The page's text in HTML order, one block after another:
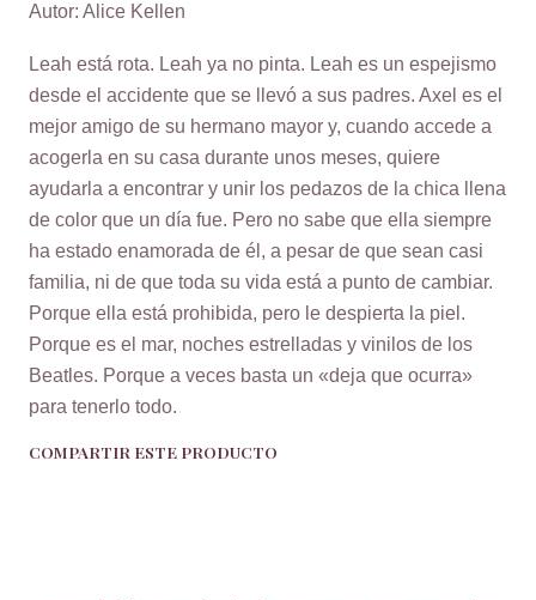
Autor: Alice Kellen
Leah está rota. Leah ya no pinta. Leah es un espejismo
desde el accidente que se llevó a sus padres. Axel es el
mejor amigo de su hermano mayor y, cuando accede a
acogerla en su casa durante unos meses, quiere
ayudarla a encontrar y unir los pedazos de la chica llena
de color que un día fue. Pero no sabe que ella siempre
ha estado enamorada de él, a pesar de que sean casi
familia, ni de que toda su vida está a punto de cambiar.
Porque ella está prohibida, pero le despierta la piel.
Porque es el mar, noches estrelladas y vinilos de los
Beatles. Porque a veces basta un «deja que ocurra»
para tenerlo todo.
COMPARTIR ESTE PRODUCTO